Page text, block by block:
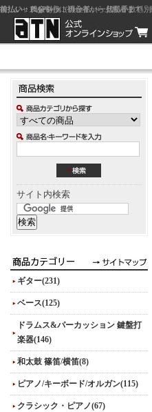
ジャズを中心に初心者から上級者まで
サイト内検索
ギター(231)
ベース(125)
ドラムス&パーカッション 鍵盤打
楽器(146)
和太鼓 篠笛/横笛(8)
ピアノ/キーボード/オルガン(115)
クラシック・ピアノ(67)
前払い：クレジットカード（一括払い）
後払い：代金引換（現金払い・代引手数料
前払い：PayPay